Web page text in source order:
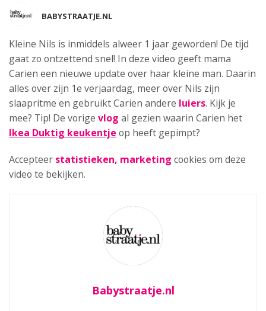
BABYSTRAATJE.NL
Kleine Nils is inmiddels alweer 1 jaar geworden! De tijd
gaat zo ontzettend snel! In deze video geeft mama
Carien een nieuwe update over haar kleine man. Daarin
alles over zijn 1e verjaardag, meer over Nils zijn
slaapritme en gebruikt Carien andere luiers. Kijk je
mee? Tip! De vorige vlog al gezien waarin Carien het
Ikea Duktig keukentje op heeft gepimpt?
Accepteer statistieken, marketing cookies om deze
video te bekijken.
Babystraatje.nl